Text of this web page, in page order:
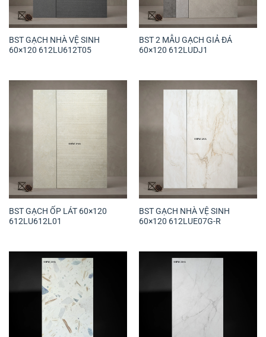
BST GẠCH NHÀ VỆ SINH
60×120 612LU612T05
BST 2 MẪU GẠCH GIẢ ĐÁ
60×120 612LUDJ1
BST GẠCH ỐP LÁT 60×120
612LU612L01
BST GẠCH NHÀ VỆ SINH
60×120 612LUE07G-R